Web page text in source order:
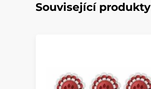
Související produkty